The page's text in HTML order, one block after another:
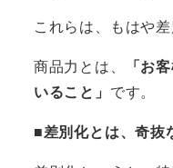
これらは、もはや
商品力とは、
「お
いること」 です。
■差別化とは、奇抜